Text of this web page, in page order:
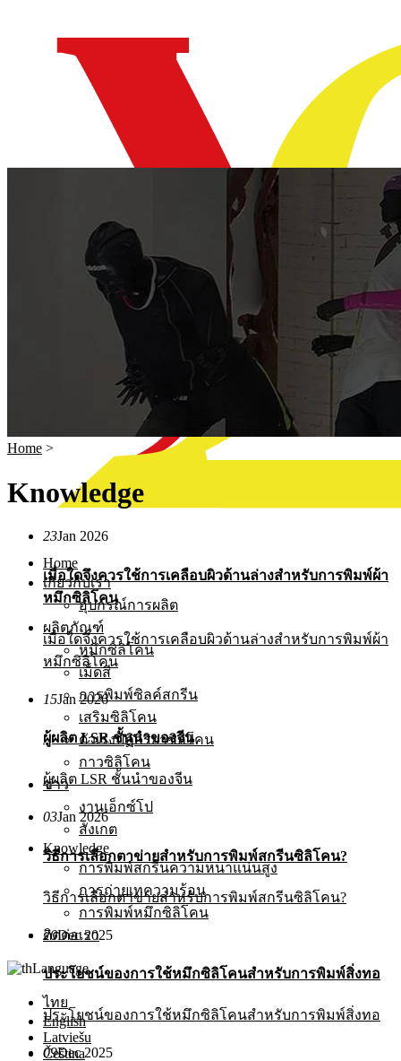
Home
เกี่ยวกับเรา
อุปกรณ์การผลิต
ผลิตภัณฑ์
หมึกซิลิโคน
เม็ดสี
การพิมพ์ซิลค์สกรีน
เสริมซิลิโคน
ตัวเร่งปฏิกิริยาซิลิโคน
กาวซิลิโคน
ข่าว
งานเอ็กซ์โป
สังเกต
Knowledge
การพิมพ์สกรีนความหนาแน่นสูง
การถ่ายเทความร้อน
การพิมพ์หมึกซิลิโคน
ติดต่อเรา
Language
ไทย
English
Latviešu
Čeština
Home >
Knowledge
23Jan 2026
เมื่อใดจึงควรใช้การเคลือบผิวด้านล่างสำหรับการพิมพ์ผ้า
หมึกซิลิโคน
เมื่อใดจึงควรใช้การเคลือบผิวด้านล่างสำหรับการพิมพ์ผ้า
หมึกซิลิโคน
15Jan 2026
ผู้ผลิต LSR ชั้นนำของจีน
ผู้ผลิต LSR ชั้นนำของจีน
03Jan 2026
วิธีการเลือกตาข่ายสำหรับการพิมพ์สกรีนซิลิโคน?
วิธีการเลือกตาข่ายสำหรับการพิมพ์สกรีนซิลิโคน?
20Dec 2025
ประโยชน์ของการใช้หมึกซิลิโคนสำหรับการพิมพ์สิ่งทอ
ประโยชน์ของการใช้หมึกซิลิโคนสำหรับการพิมพ์สิ่งทอ
09Dec 2025